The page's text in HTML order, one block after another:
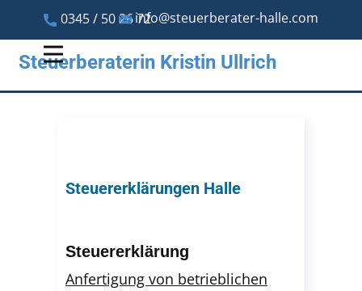
0345 / 50 26 72info@steuerberater-halle.com
Steuerberaterin Kristin Ullrich
Steuererklärungen Halle
Steuererklärung
Anfertigung von betrieblichen